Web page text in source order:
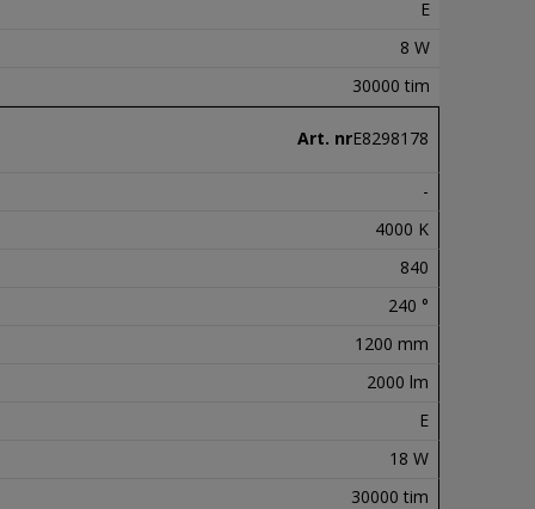
E
8 W
30000 tim
Art. nrE8298178
-
4000 K
840
240 °
1200 mm
2000 lm
E
18 W
30000 tim